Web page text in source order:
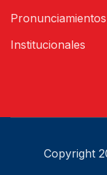
Pronunciamientos
Institucionales
Copyright